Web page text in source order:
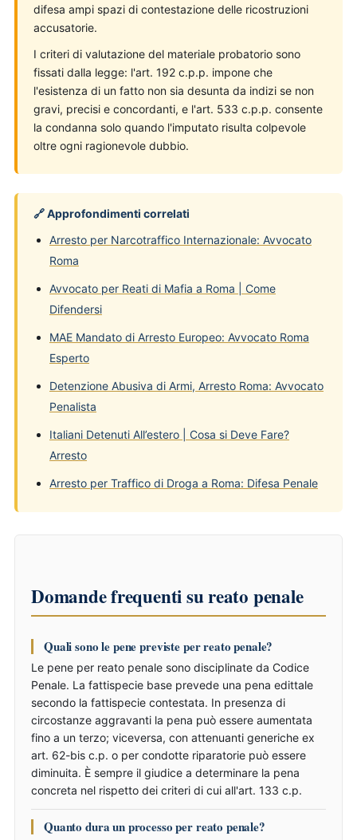
difesa ampi spazi di contestazione delle ricostruzioni
accusatorie.
I criteri di valutazione del materiale probatorio sono
fissati dalla legge: l'art. 192 c.p.p. impone che
l'esistenza di un fatto non sia desunta da indizi se non
gravi, precisi e concordanti, e l'art. 533 c.p.p. consente
la condanna solo quando l'imputato risulta colpevole
oltre ogni ragionevole dubbio.
🔗 Approfondimenti correlati
Arresto per Narcotraffico Internazionale: Avvocato
Roma
Avvocato per Reati di Mafia a Roma | Come
Difendersi
MAE Mandato di Arresto Europeo: Avvocato Roma
Esperto
Detenzione Abusiva di Armi, Arresto Roma: Avvocato
Penalista
Italiani Detenuti All’estero | Cosa si Deve Fare?
Arresto
Arresto per Traffico di Droga a Roma: Difesa Penale
Domande frequenti su reato penale
Quali sono le pene previste per reato penale?
Le pene per reato penale sono disciplinate da Codice
Penale. La fattispecie base prevede una pena edittale
secondo la fattispecie contestata. In presenza di
circostanze aggravanti la pena può essere aumentata
fino a un terzo; viceversa, con attenuanti generiche ex
art. 62-bis c.p. o per condotte riparatorie può essere
diminuita. È sempre il giudice a determinare la pena
concreta nel rispetto dei criteri di cui all'art. 133 c.p.
Quanto dura un processo per reato penale?